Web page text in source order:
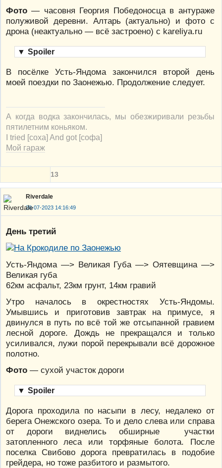
Фото — часовня Георгия Победоносца в антураже
полуживой деревни. Алтарь (актуально) и фото с
дрона (неактуально — всё застроено) с kareliya.ru
▼ Spoiler
В посёлке Усть-Яндома закончился второй день
моей поездки по Заонежью. Продолжение следует.
А когда водка закончилась, мы обезжиривали резьбы
пятилетним коньяком.
I tried [соха] And got [софа]
Мой гараж
13
Riverdale
28-07-2023 14:16:49
День третий
Усть-Яндома —> Великая Губа —> Оятевщина —>
Великая губа
62км асфальт, 23км грунт, 14км гравий
Утро началось в окрестностях Усть-Яндомы.
Умывшись и приготовив завтрак на примусе, я
двинулся в путь по всё той же отсыпанной гравием
лесной дороге. Дождь не прекращался и только
усиливался, лужи порой перекрывали всё дорожное
полотно.
Фото — сухой участок дороги
▼ Spoiler
Дорога проходила по насыпи в лесу, недалеко от
берега Онежского озера. То и дело слева или справа
от дороги виднелись обширные участки
затопленного леса или торфяные болота. После
поселка Свибово дорога превратилась в подобие
грейдера, но тоже разбитого и размытого.